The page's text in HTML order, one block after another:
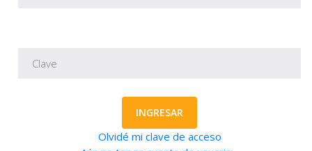
INGRESAR
Olvidé mi clave de acceso